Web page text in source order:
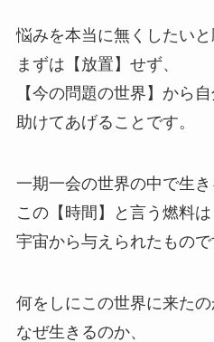
悩みを本当に無くしたい
まずは【放置】せず、
【今の問題の世界】から
助けてあげることです。
一期一会の世界の中で生
この【時間】と言う燃料は
宇宙から与えられたもので
何をしにこの世界に来たの
なぜ生きるのか、